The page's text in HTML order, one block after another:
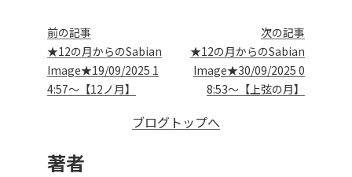
前の記事
★12の月からのSabian
Image★19/09/2025 1
4:57～【12ノ月】
次の記事
★12の月からのSabian
Image★30/09/2025 0
8:53～【上弦の月】
ブログトップへ
著者